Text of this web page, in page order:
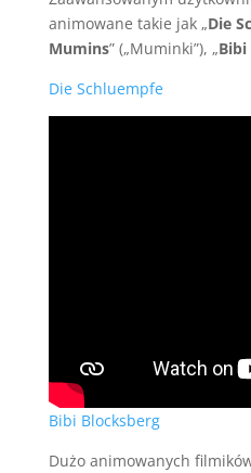
animowane takie jak „Die
Mumins” („Muminki”), „Bibi
Die Schluempfe
Bibi Blocksberg
Dużo animowanych